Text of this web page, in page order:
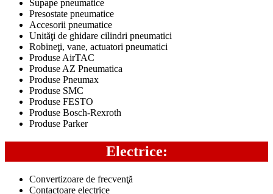
Supape pneumatice
Presostate pneumatice
Accesorii pneumatice
Unităţi de ghidare cilindri pneumatici
Robineţi, vane, actuatori pneumatici
Produse AirTAC
Produse AZ Pneumatica
Produse Pneumax
Produse SMC
Produse FESTO
Produse Bosch-Rexroth
Produse Parker
Electrice:
Convertizoare de frecvenţă
Contactoare electrice